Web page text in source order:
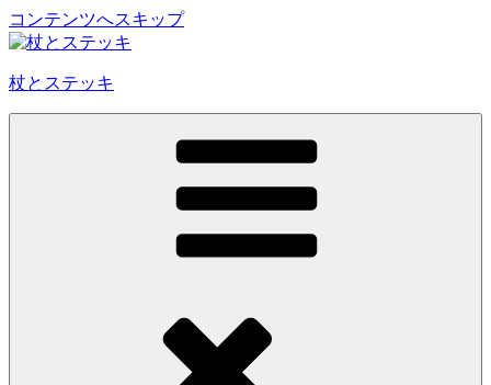
コンテンツへスキップ
杖とステッキ